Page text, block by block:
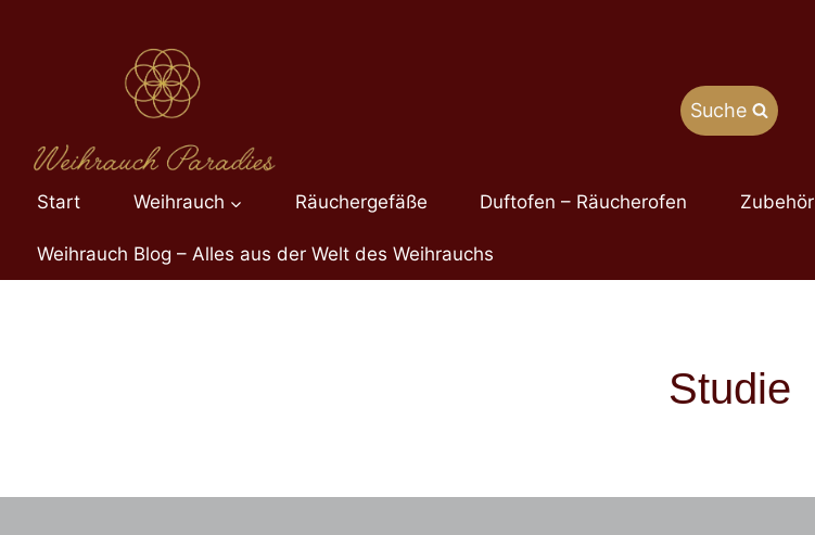
Suche
Start Weihrauch Räuchergefäße Duftofen – Räucherofen Zubehör
Weihrauch Blog – Alles aus der Welt des Weihrauchs
Studie